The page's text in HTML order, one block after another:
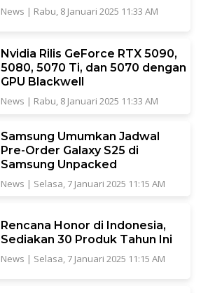
News | Rabu, 8 Januari 2025 11:33 AM
Nvidia Rilis GeForce RTX 5090,
5080, 5070 Ti, dan 5070 dengan
GPU Blackwell
News | Rabu, 8 Januari 2025 11:33 AM
Samsung Umumkan Jadwal
Pre-Order Galaxy S25 di
Samsung Unpacked
News | Selasa, 7 Januari 2025 11:15 AM
Rencana Honor di Indonesia,
Sediakan 30 Produk Tahun Ini
News | Selasa, 7 Januari 2025 11:15 AM